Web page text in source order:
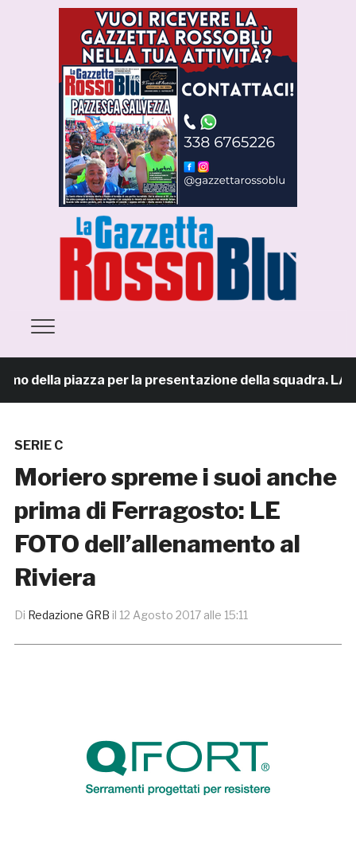
della piazza per la presentazione della squadra. LA
SERIE C
Moriero spreme i suoi anche
prima di Ferragosto: LE
FOTO dell’allenamento al
Riviera
Di Redazione GRB il 12 Agosto 2017 alle 15:11